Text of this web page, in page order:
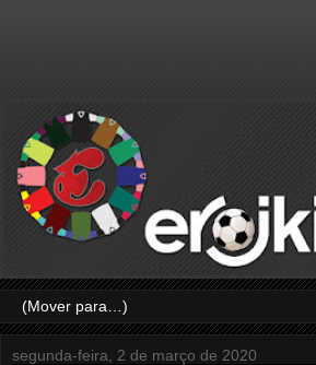
segunda-feira, 2 de março de 2020